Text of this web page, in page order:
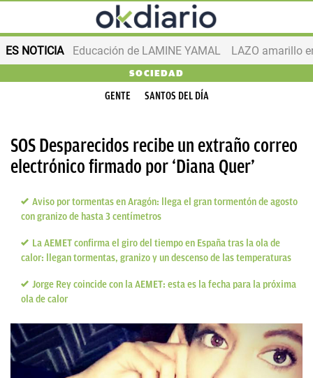
ES NOTICIA Educación de LAMINE YAMAL LAZO amarillo
SOCIEDAD
GENTE SANTOS DEL DÍA
SOS Desparecidos recibe un extraño correo
electrónico firmado por ‘Diana Quer’
Aviso por tormentas en Aragón: llega el gran tormentón de agosto
con granizo de hasta 3 centímetros
La AEMET confirma el giro del tiempo en España tras la ola de
calor: llegan tormentas, granizo y un descenso de las temperaturas
Jorge Rey coincide con la AEMET: esta es la fecha para la próxima
ola de calor